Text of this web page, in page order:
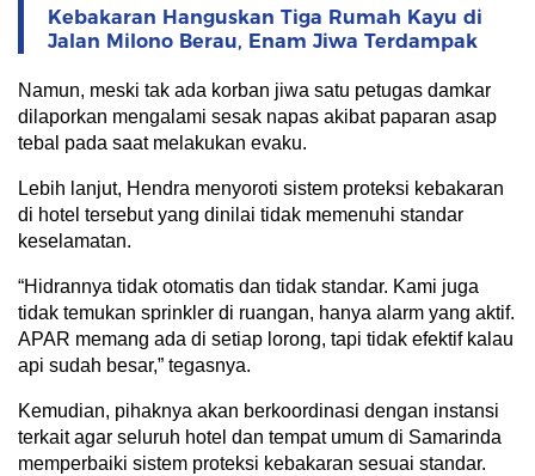
Kebakaran Hanguskan Tiga Rumah Kayu di
Jalan Milono Berau, Enam Jiwa Terdampak
Namun, meski tak ada korban jiwa satu petugas damkar
dilaporkan mengalami sesak napas akibat paparan asap
tebal pada saat melakukan evaku.
Lebih lanjut, Hendra menyoroti sistem proteksi kebakaran
di hotel tersebut yang dinilai tidak memenuhi standar
keselamatan.
“Hidrannya tidak otomatis dan tidak standar. Kami juga
tidak temukan sprinkler di ruangan, hanya alarm yang aktif.
APAR memang ada di setiap lorong, tapi tidak efektif kalau
api sudah besar,” tegasnya.
Kemudian, pihaknya akan berkoordinasi dengan instansi
terkait agar seluruh hotel dan tempat umum di Samarinda
memperbaiki sistem proteksi kebakaran sesuai standar.